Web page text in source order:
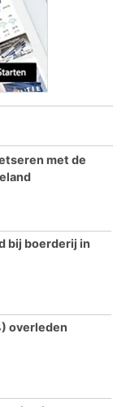
met de
bij boerderij in
overleden